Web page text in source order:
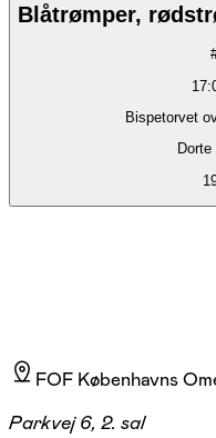
Blåtrømper,
Bispetorvet
FOF Københavns
Parkvej 6, 2. sal